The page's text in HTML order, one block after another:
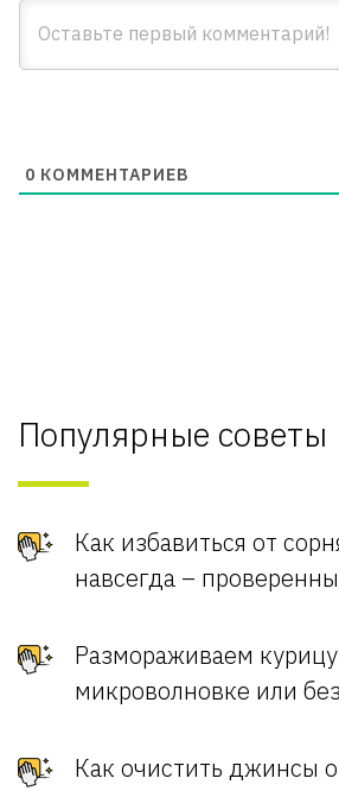
0 КОММЕНТАРИЕВ
Популярные советы
Как избавиться от
навсегда –
Размораживаем
микроволновке или
Как очистить джинсы